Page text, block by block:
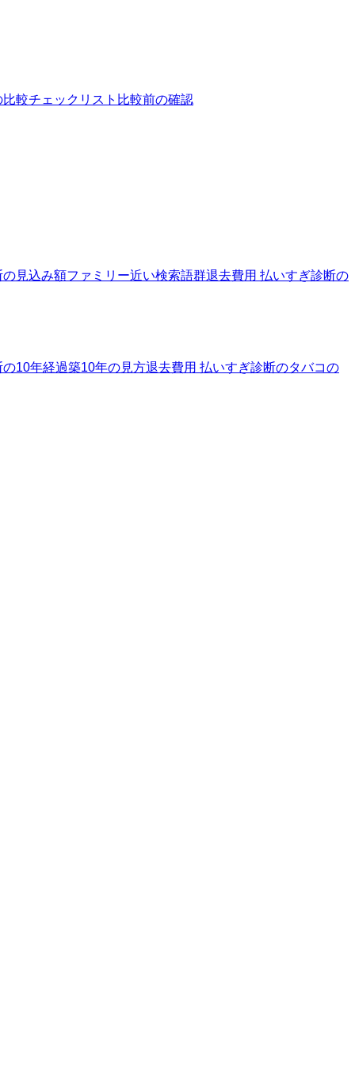
較チェックリスト 比較前の確認
見込み額ファミリー近い検索語群退去費用 払いすぎ診断の
10年経過築10年の見方退去費用 払いすぎ診断のタバコの